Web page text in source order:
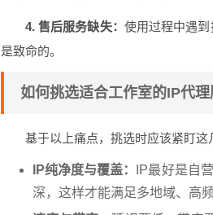
4. 售后服务缺失： 使用过程中遇
是致命的。
如何挑选适合工作室的IP代理
基于以上痛点，挑选时应该紧盯这
IP纯净度与覆盖：
IP最好是自
深，这样才能满足多地域、高